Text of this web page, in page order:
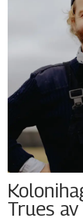
Trues